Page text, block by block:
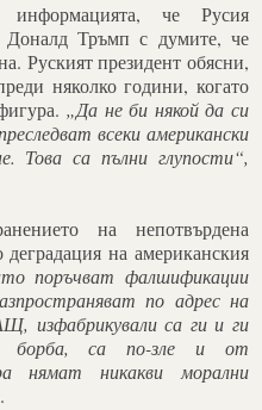
информацията, че Русия
Доналд Тръмп с думите, че
Руският президент обясни,
няколко години, когато
„Да не би някой да си
всеки американски
Това са пълни глупости“,
на непотвърдена
на американския
поръчват фалшификации
по адрес на
изфабрикували са ги и ги
борба, са по-зле и от
нямат никакви морални